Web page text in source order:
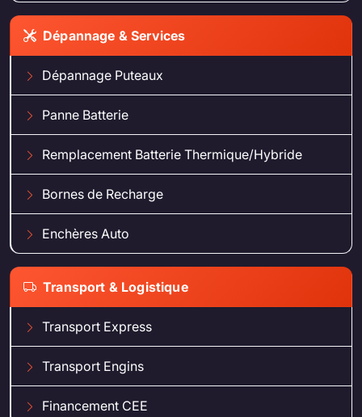
Dépannage & Services
Dépannage Puteaux
Panne Batterie
Remplacement Batterie Thermique/Hybride
Bornes de Recharge
Enchères Auto
Transport & Logistique
Transport Express
Transport Engins
Financement CEE